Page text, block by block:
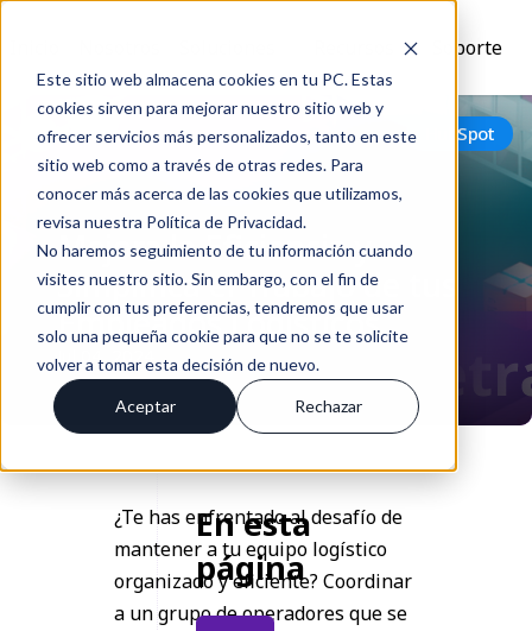
Este sitio web almacena cookies en tu PC. Estas
cookies sirven para mejorar nuestro sitio web y
ofrecer servicios más personalizados, tanto en este
sitio web como a través de otras redes. Para
conocer más acerca de las cookies que utilizamos,
revisa nuestra Política de Privacidad.
No haremos seguimiento de tu información cuando
visites nuestro sitio. Sin embargo, con el fin de
cumplir con tus preferencias, tendremos que usar
solo una pequeña cookie para que no se te solicite
volver a tomar esta decisión de nuevo.
Aceptar Rechazar
Soporte
Volver HubSpot
Mejora la Eficiencia y
Simplifica el Trabajo de tus
Empleados Logísticos
Jul 04, 2024
¿Te has enfrentado al desafío de
mantener a tu equipo logístico
organizado y eficiente? Coordinar
a un grupo de operadores que se
En esta
página